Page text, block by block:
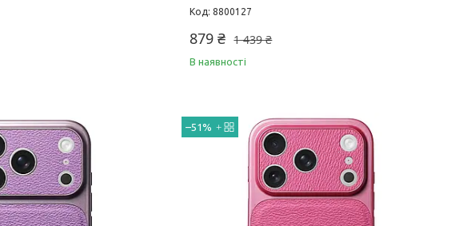
8800127
1 439 ₴
879 ₴
В наявності
–51%